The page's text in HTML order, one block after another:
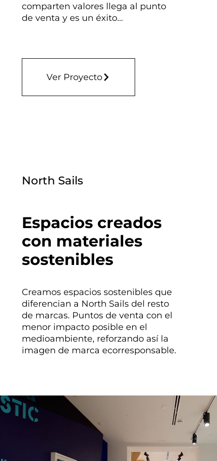
comparten valores llega al punto
de venta y es un éxito…
Ver Proyecto
North Sails
Espacios creados
con materiales
sostenibles
Creamos espacios sostenibles que
diferencian a North Sails del resto
de marcas. Puntos de venta con el
menor impacto posible en el
medioambiente, reforzando así la
imagen de marca ecorresponsable.